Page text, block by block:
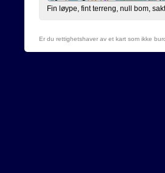
Fin løype, fint terreng, null bom,
Er du rettighetshaver av et kart som ikke